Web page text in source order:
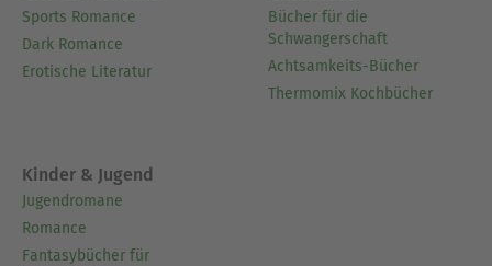
Sports Romance
Dark Romance
Erotische Literatur
Bücher für die
Schwangerschaft
Achtsamkeits-Bücher
Thermomix Kochbücher
Kinder & Jugend
Jugendromane
Romance
Fantasybücher für